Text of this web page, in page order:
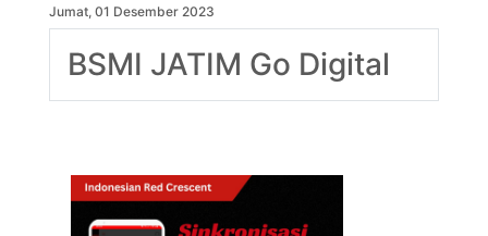
Jumat, 01 Desember 2023
BSMI JATIM Go Digital